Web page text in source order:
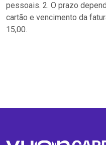
pessoais. 2. O prazo
cartão e vencimento da
15,00.